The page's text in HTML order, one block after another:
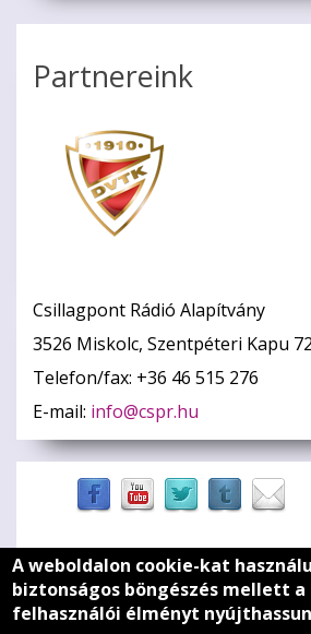
Partnereink
Csillagpont Rádió Alapítvány
3526 Miskolc, Szentpéteri Kapu
Telefon/fax: +36 46 515 276
E-mail: info@cspr.hu
Zöld szív
Médiaajánlat
A weboldalon cookie-kat
biztonságos böngészés mellett
felhasználói élményt